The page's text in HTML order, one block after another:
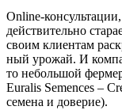
Оnline-
дей­стви­тель­но
сво­им кли­ен­там
ный уро­жай. И
то неболь­шой
Euralis Semences –
семе­на и доверие).